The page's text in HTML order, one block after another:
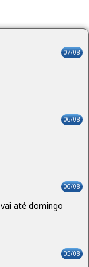
07/08
06/08
06/08
até domingo
05/08